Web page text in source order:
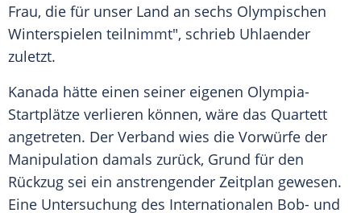
Frau, die für unser Land an sechs Olympischen
Winterspielen teilnimmt", schrieb Uhlaender
zuletzt.
Kanada hätte einen seiner eigenen Olympia-
Startplätze verlieren können, wäre das Quartett
angetreten. Der Verband wies die Vorwürfe der
Manipulation damals zurück, Grund für den
Rückzug sei ein anstrengender Zeitplan gewesen.
Eine Untersuchung des Internationalen Bob- und